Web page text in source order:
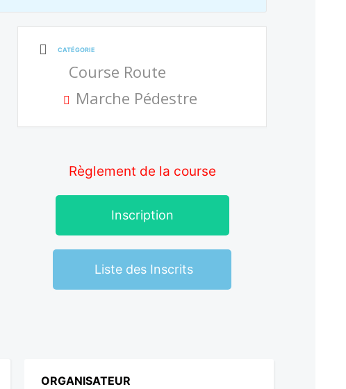
CATÉGORIE
Course Route
Marche Pédestre
Règlement de la course
Inscription
Liste des Inscrits
ORGANISATEUR